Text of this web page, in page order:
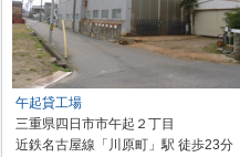
午起貸工場
三重県四日市市午起２丁目
近鉄名古屋線「川原町」駅 徒歩23分